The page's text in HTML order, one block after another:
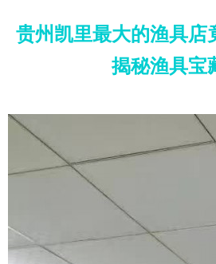
贵州凯里最大的渔具店
揭秘渔具宝